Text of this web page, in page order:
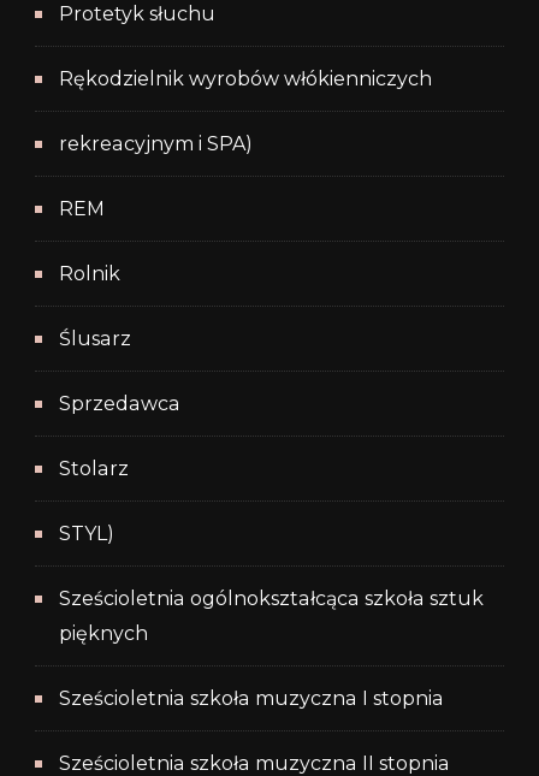
Protetyk słuchu
Rękodzielnik wyrobów włókienniczych
rekreacyjnym i SPA)
REM
Rolnik
Ślusarz
Sprzedawca
Stolarz
STYL)
Sześcioletnia ogólnokształcąca szkoła sztuk
pięknych
Sześcioletnia szkoła muzyczna I stopnia
Sześcioletnia szkoła muzyczna II stopnia